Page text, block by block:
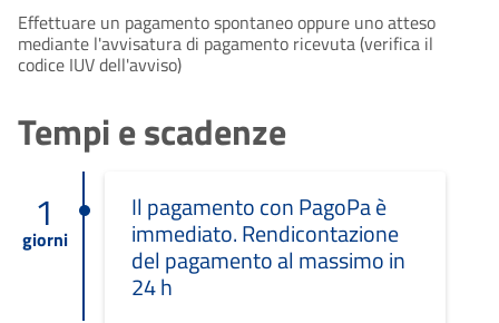
Effettuare un pagamento spontaneo oppure uno atteso
mediante l'avvisatura di pagamento ricevuta (verifica il
codice IUV dell'avviso)
Tempi e scadenze
1
giorni
Il pagamento con PagoPa è
immediato. Rendicontazione
del pagamento al massimo in
24 h